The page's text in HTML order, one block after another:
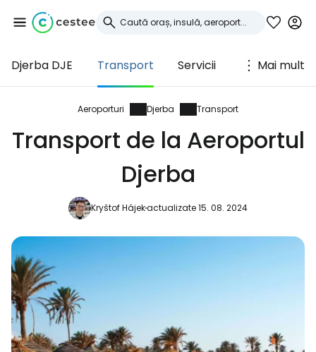
Djerba DJE Transport Servicii Mai mult
Aeroporturi Djerba Transport
Transport de la Aeroportul
Djerba
Kryštof Hájekactualizate 15. 08. 2024
Conectați-vă la
Cestee
... comunitatea mondială a călătorilor
Continuați cu Google